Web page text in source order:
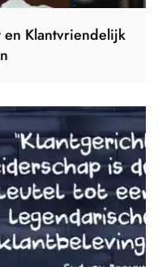
en Klantvriendelijk